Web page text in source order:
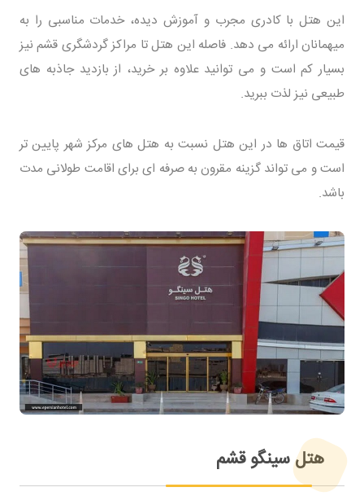
این هتل با کادری مجرب و آموزش دیده، خدمات مناسبی را به
میهمانان ارائه می دهد. فاصله این هتل تا مراکز گردشگری قشم نیز
بسیار کم است و می توانید علاوه بر خرید، از بازدید جاذبه های
طبیعی نیز لذت ببرید.
قیمت اتاق ها در این هتل نسبت به هتل های مرکز شهر پایین تر
است و می تواند گزینه مقرون به صرفه ای برای اقامت طولانی مدت
باشد.
هتل سینگو قشم